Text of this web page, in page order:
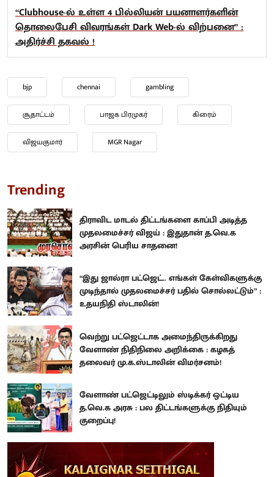
“Clubhouse-ல் உள்ள 4 பில்லியன் பயனாளர்களின்
தொலைபேசி விவரங்கள் Dark Web-ல் விற்பனை” :
அதிர்ச்சி தகவல் !
bjp chennai gambling
சூதாட்டம் பாஜக பிரமுகர் கிரைம்
விஜயகுமார் MGR Nagar
Trending
திராவிட மாடல் திட்டங்களை காப்பி அடித்த
முதலமைச்சர் விஜய் : இதுதான் த.வெ.க
அரசின் பெரிய சாதனை!
“இது ஜால்ரா பட்ஜெட்.. எங்கள் கேள்விகளுக்கு
முடிந்தால் முதலமைச்சர் பதில் சொல்லட்டும்” :
உதயநிதி ஸ்டாலின்!
வெற்று பட்ஜெட்டாக அமைந்திருக்கிறது
வேளாண் நிதிநிலை அறிக்கை : கழகத்
தலைவர் மு.க.ஸ்டாலின் விமர்சனம்!
வேளாண் பட்ஜெட்டிலும் ஸ்டிக்கர் ஒட்டிய
த.வெ.க அரசு : பல திட்டங்களுக்கு நிதியும்
குறைப்பு!